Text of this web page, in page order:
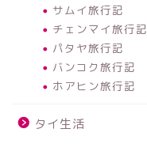
サムイ旅行記
チェンマイ旅行記
パタヤ旅行記
バンコク旅行記
ホアヒン旅行記
タイ生活